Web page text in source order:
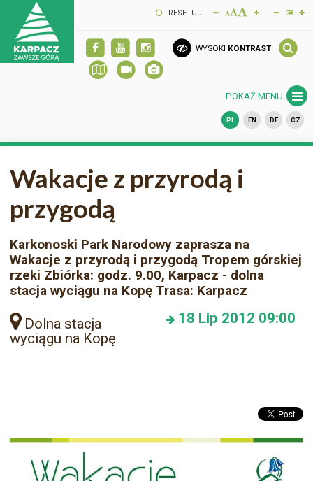
RESETUJ
WYSOKI KONTRAST
POKAŻ MENU
PL EN DE CZ
Wakacje z przyrodą i
przygodą
Karkonoski Park Narodowy zaprasza na
Wakacje z przyrodą i przygodą Tropem górskiej
rzeki Zbiórka: godz. 9.00, Karpacz - dolna
stacja wyciągu na Kopę Trasa: Karpacz
Dolna stacja
wyciągu na Kopę
18 Lip 2012 09:00